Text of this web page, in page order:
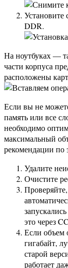
DDR.
На ноутбуках —
части корпуса
расположены
Если вы не
память или все
необходимо
максимальный
рекомендации по
Удалите
Очистите
это через
Если объем
гигабайт,
старой
работает